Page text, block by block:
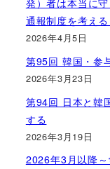
発）者は本当に
通報制度を考える
2026年4月5日
第95回 韓国・参
2026年3月23日
第94回 日本と韓
する
2026年3月19日
2026年3月以降